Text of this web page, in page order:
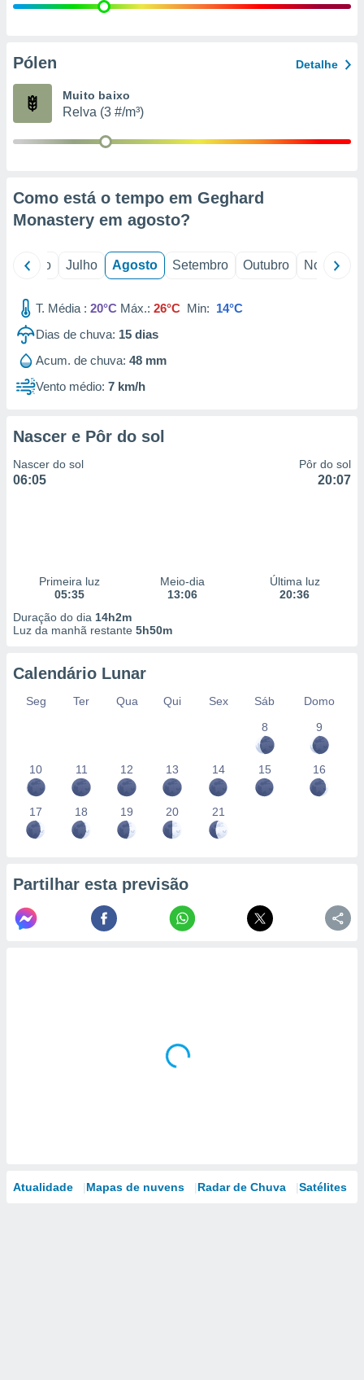
e
de
Pólen Detalhe
Muito baixo
Relva (3 #/m³)
Como está o tempo em Geghard
Monastery em agosto?
Junho Julho Agosto Setembro Outubro Novembro
T. Média : 20°C Máx.: 26°C Min: 14°C
Dias de chuva: 15 dias
Acum. de chuva: 48 mm
Vento médio: 7 km/h
Nascer e Pôr do sol
Nascer do sol
06:05
Pôr do sol
20:07
Primeira luz
05:35
Meio-dia
13:06
Última luz
20:36
Duração do dia 14h2m
Luz da manhã restante 5h50m
Calendário Lunar
Seg Ter Qua Qui Sex Sáb
Domo
8
9
10 11 12 13 14 15 16
17 18 19 20 21
Partilhar esta previsão
Atualidade Mapas de nuvens Radar de Chuva Satélites